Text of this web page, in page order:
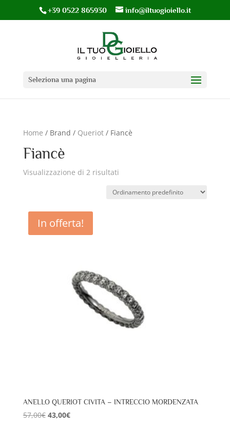
+39 0522 865930 info@iltuogioiello.it
Seleziona una pagina
Home / Brand / Queriot/ Fiancè
Fiancè
Visualizzazione di 2 risultati
In offerta!
ANELLO QUERIOT CIVITA – INTRECCIO MORDENZATA
57,00€ Il
43,00€Il